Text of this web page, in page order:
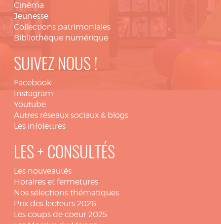
Cinéma
Jeunesse
Collections patrimoniales
Bibliothèque numérique
SUIVEZ NOUS !
Facebook
Instagram
Youtube
Autres réseaux sociaux & blogs
Les infolettres
LES + CONSULTÉS
Les nouveautés
Horaires et fermetures
Nos sélections thématiques
Prix des lecteurs 2026
Les coups de coeur 2025